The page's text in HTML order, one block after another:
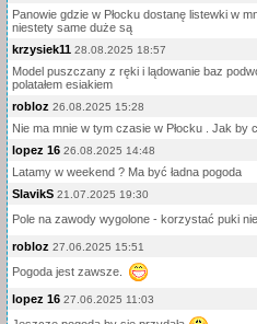
Panowie gdzie w Płocku dostanę listewki w
niestety same duże są
krzysiek11 28.08.2025 18:57
Model puszczany z ręki i lądowanie baz
polatałem esiakiem
robloz 26.08.2025 15:28
Nie ma mnie w tym czasie w Płocku . Jak
lopez 16 26.08.2025 14:48
Latamy w weekend ? Ma być ładna pogoda
SlavikS 21.07.2025 19:30
Pole na zawody wygolone - korzystać puki
robloz 27.06.2025 15:51
Pogoda jest zawsze.
lopez 16 27.06.2025 11:03